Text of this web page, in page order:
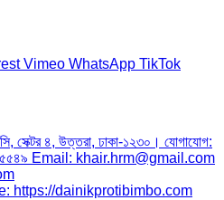
Vimeo WhatsApp TikTok
সেক্টর ৪, উত্তরা, ঢাকা-১২৩০। যোগাযোগ:
Email: khair.hrm@gmail.com
https://dainikprotibimbo.com